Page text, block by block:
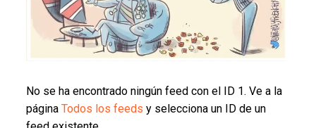
No se ha encontrado ningún feed con el ID 1. Ve a la
página Todos los feeds y selecciona un ID de un